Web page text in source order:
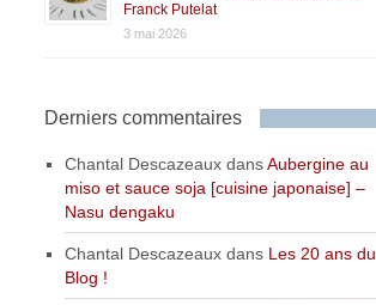
Franck Putelat
3 mai 2026
Derniers commentaires
Chantal Descazeaux dansAubergine au
miso et sauce soja [cuisine japonaise] –
Nasu dengaku
Chantal Descazeaux dans Les 20 ans du
Blog !